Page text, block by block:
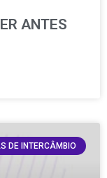
ANTES
DE INTERCÂMBIO